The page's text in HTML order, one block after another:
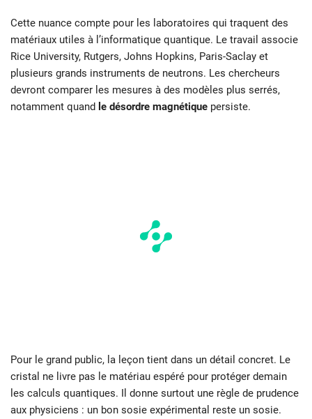
Cette nuance compte pour les laboratoires qui traquent des
matériaux utiles à l’informatique quantique. Le travail associe
Rice University, Rutgers, Johns Hopkins, Paris-Saclay et
plusieurs grands instruments de neutrons. Les chercheurs
devront comparer les mesures à des modèles plus serrés,
notamment quand le désordre magnétique persiste.
Pour le grand public, la leçon tient dans un détail concret. Le
cristal ne livre pas le matériau espéré pour protéger demain
les calculs quantiques. Il donne surtout une règle de prudence
aux physiciens : un bon sosie expérimental reste un sosie.